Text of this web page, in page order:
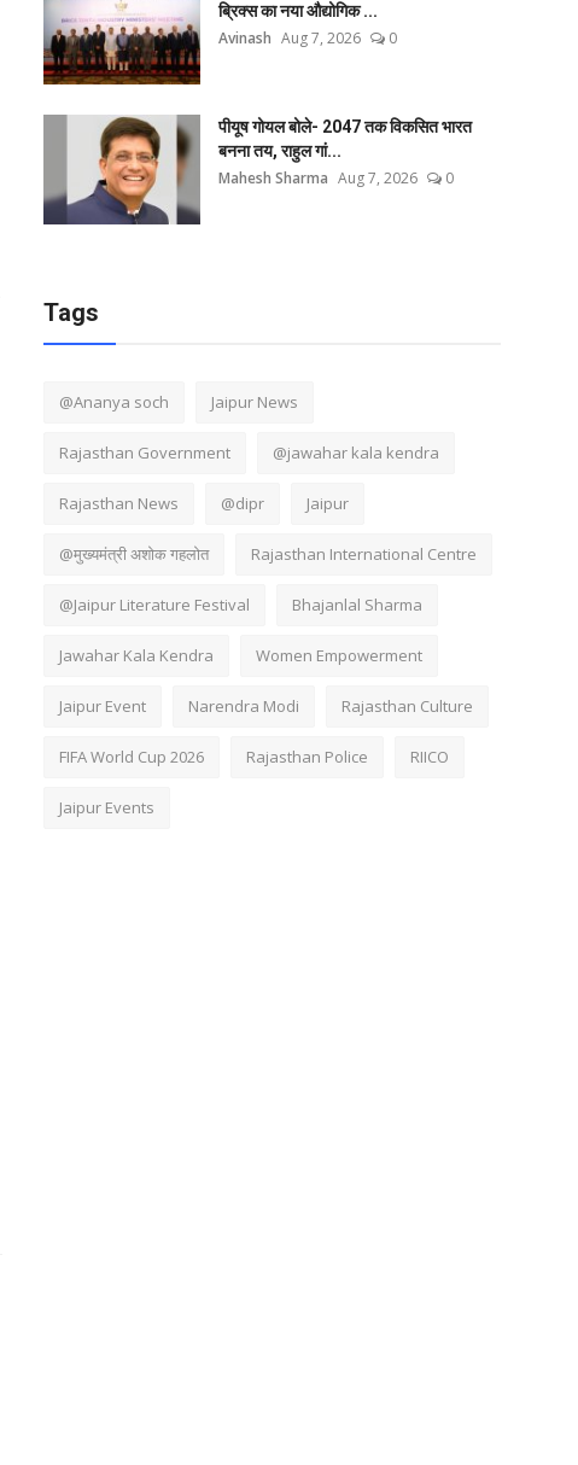
ब्रिक्स का नया औद्योगिक ...
Avinash Aug 7, 2026 0
पीयूष गोयल बोले- 2047 तक विकसित भारत
बनना तय, राहुल गां...
Mahesh Sharma Aug 7, 2026 0
Tags
@Ananya soch Jaipur News
Rajasthan Government @jawahar kala kendra
Rajasthan News @dipr Jaipur
@मुख्यमंत्री अशोक गहलोत Rajasthan International Centre
@Jaipur Literature Festival Bhajanlal Sharma
Jawahar Kala Kendra Women Empowerment
Jaipur Event Narendra Modi Rajasthan Culture
FIFA World Cup 2026 Rajasthan Police RIICO
Jaipur Events